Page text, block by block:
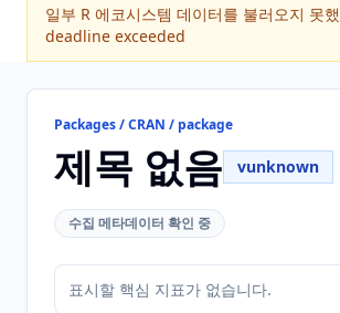
일부 R 에코시스템 데이터를 불러오지 못
deadline exceeded
Packages / CRAN / package
제목 없음 vunknown
수집 메타데이터 확인 중
표시할 핵심 지표가 없습니다.